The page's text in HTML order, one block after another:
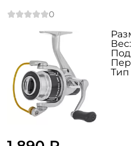
Вес:
Тип